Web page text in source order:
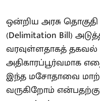
ஒன்றிய அரசு
(Delimitation Bill)
வரவுள்ளதாகத் தகவல்
அதிகாரப்பூர்வமாக
இந்த மசோதாவை
வருகிறோம்